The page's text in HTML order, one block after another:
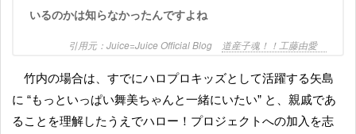
いるのかは知らなかったんですよね
Juice=Juice Official Blog 道産子魂！！工藤由愛
竹内の場合は、すでにハロプロキッズとして活躍する矢島
に “もっといっぱい舞美ちゃんと一緒にいたい” と、親戚であ
ることを理解したうえでハロー！プロジェクトへの加入を志